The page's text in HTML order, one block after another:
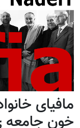
مافیای
خون جامعه